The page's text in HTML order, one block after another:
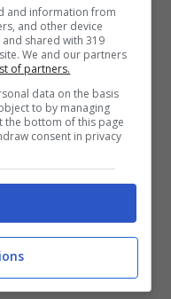
condannato per
tutto –
come
decisa in
presi durante la
rimanendo
semplicemente
come
che versa un
and information from
and other device
shared with 319
We and our partners
of partners.
data on the basis
to by managing
the bottom of this page
consent in privacy